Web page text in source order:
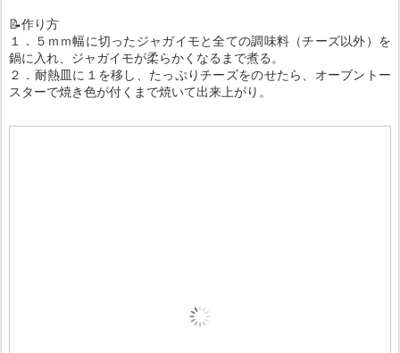
📝作り方
１．５ｍｍ幅に切ったジャガイモと全ての調味料（チーズ以外）を
鍋に入れ、ジャガイモが柔らかくなるまで煮る。
２．耐熱皿に１を移し、たっぷりチーズをのせたら、オーブントー
スターで焼き色が付くまで焼いて出来上がり。